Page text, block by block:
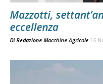
Mazzotti,
eccellenza
Di Redazione Macchine Agricole 16